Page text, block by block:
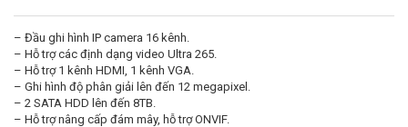
– Đầu ghi hình IP camera 16 kênh.
– Hỗ trợ các định dạng video Ultra 265.
– Hỗ trợ 1 kênh HDMI, 1 kênh VGA.
– Ghi hình độ phân giải lên đến 12 megapixel.
– 2 SATA HDD lên đến 8TB.
– Hỗ trợ nâng cấp đám mây, hỗ trợ ONVIF.